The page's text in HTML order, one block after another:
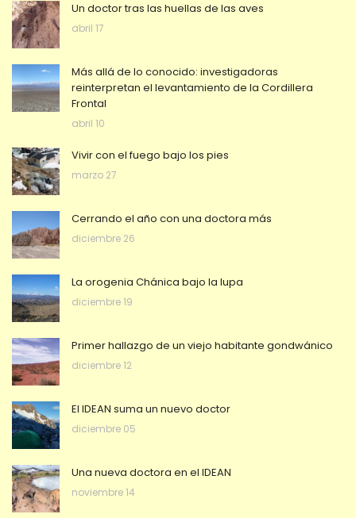
Un doctor tras las huellas de las aves
abril 17
Más allá de lo conocido: investigadoras
reinterpretan el levantamiento de la Cordillera
Frontal
abril 10
Vivir con el fuego bajo los pies
marzo 27
Cerrando el año con una doctora más
diciembre 26
La orogenia Chánica bajo la lupa
diciembre 19
Primer hallazgo de un viejo habitante gondwánico
diciembre 12
El IDEAN suma un nuevo doctor
diciembre 05
Una nueva doctora en el IDEAN
noviembre 14